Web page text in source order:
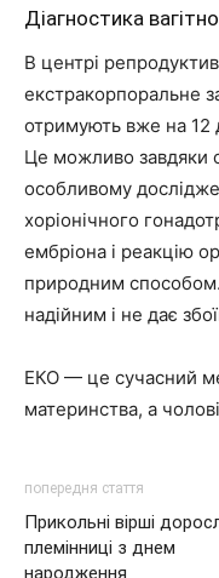
Діагностика
В центрі
екстракорпоральне
отримують вже на 12
Це можливо завдяки
особливому
хоріонічного
ембріона і реакцію
природним
надійним і не дає
ЕКО — це сучасний
материнства, а
попередня стаття
Прикольні вірші
племінниці з днем
народження